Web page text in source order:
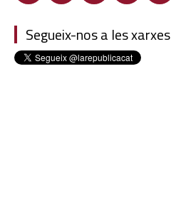
Segueix-nos a les xarxes